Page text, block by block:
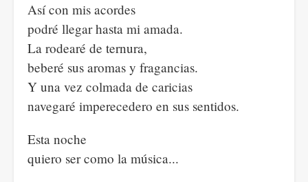
Así con mis acordes
podré llegar hasta mi amada.
La rodearé de ternura,
beberé sus aromas y fragancias.
Y una vez colmada de caricias
navegaré imperecedero en sus sentidos.
Esta noche
quiero ser como la música...